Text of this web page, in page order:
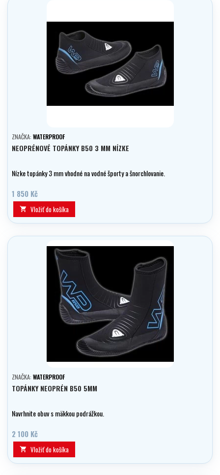
ZNAČKA: WATERPROOF
NEOPRÉNOVÉ TOPÁNKY B50 3 MM NÍZKE
Nízke topánky 3 mm vhodné na vodné športy a šnorchlovanie.
1 850 Kč
 Vložiť do košíka
ZNAČKA: WATERPROOF
TOPÁNKY NEOPRÉN B50 5MM
Navrhnite obuv s mäkkou podrážkou.
2 100 Kč
 Vložiť do košíka